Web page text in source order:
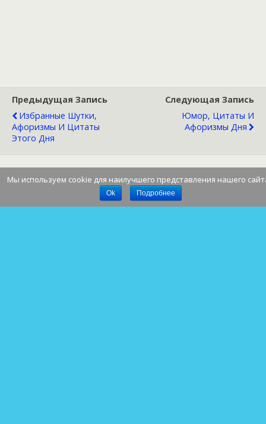
Предыдущая Запись
Избранные Шутки,
Афоризмы И Цитаты
Этого Дня
Следующая Запись
Юмор, Цитаты И
Афоризмы Дня
Мы используем cookie для наилучшего представления нашего
Ok Подробнее
Наверх